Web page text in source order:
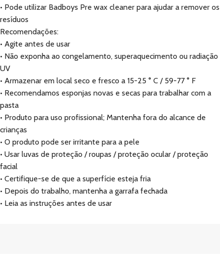
• Pode utilizar Badboys Pre wax cleaner para ajudar a remover os
resíduos
Recomendações:
• Agite antes de usar
• Não exponha ao congelamento, superaquecimento ou radiação
UV
• Armazenar em local seco e fresco a 15-25 ° C / 59-77 ° F
• Recomendamos esponjas novas e secas para trabalhar com a
pasta
• Produto para uso profissional; Mantenha fora do alcance de
crianças
• O produto pode ser irritante para a pele
• Usar luvas de proteção / roupas / proteção ocular / proteção
facial
• Certifique-se de que a superfície esteja fria
• Depois do trabalho, mantenha a garrafa fechada
• Leia as instruções antes de usar